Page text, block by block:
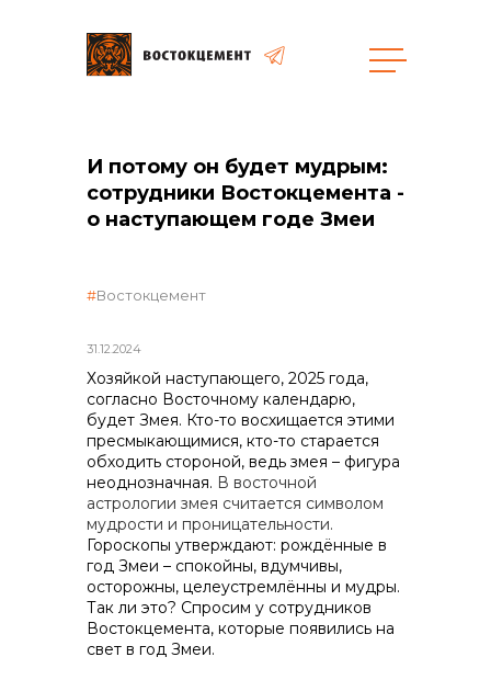
реализация неликвидов
И потому он будет мудрым:
сотрудники Востокцемента -
о наступающем годе Змеи
31.12.2024
Востокцемент
Хозяйкой наступающего, 2025 года,
согласно Восточному календарю,
будет Змея. Кто-то восхищается этими
пресмыкающимися, кто-то старается
обходить стороной, ведь змея – фигура
неоднозначная. В восточной
астрологии змея считается символом
мудрости и проницательности.
Гороскопы утверждают: рождённые в
год Змеи – спокойны, вдумчивы,
осторожны, целеустремлённы и мудры.
Так ли это? Спросим у сотрудников
Востокцемента, которые появились на
свет в год Змеи.